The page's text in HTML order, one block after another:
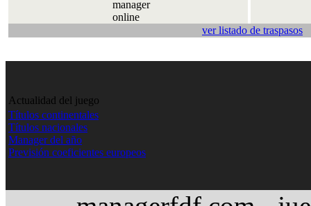
ver listado de traspasos
Actualidad del juego
Títulos continentales
Títulos nacionales
Manager del año
Previsión coeficientes europeos